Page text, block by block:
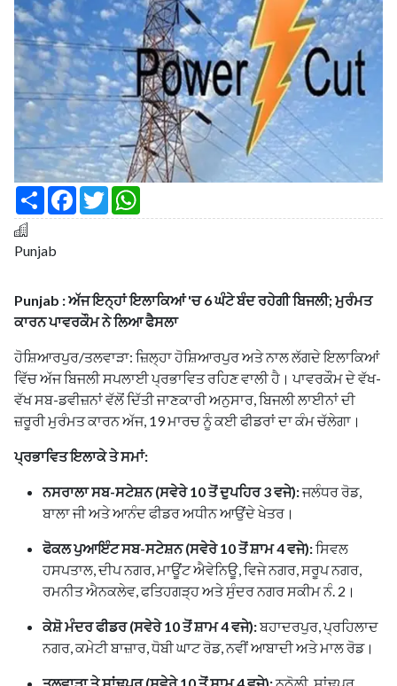
S
a
e
F
c
k
T
w
i
a
p
Punjab
Punjab : ਅੱਜ ਇਨ੍ਹਾਂ ਇਲਾਕਿਆਂ 'ਚ 6 ਘੰਟੇ ਬੰਦ ਰਹੇਗੀ ਬਿਜਲੀ; ਮੁਰੰਮਤ
ਕਾਰਨ ਪਾਵਰਕੌਮ ਨੇ ਲਿਆ ਫੈਸਲਾ
ਹੋਸ਼ਿਆਰਪੁਰ/ਤਲਵਾੜਾ: ਜ਼ਿਲ੍ਹਾ ਹੋਸ਼ਿਆਰਪੁਰ ਅਤੇ ਨਾਲ ਲੱਗਦੇ ਇਲਾਕਿਆਂ
ਵਿੱਚ ਅੱਜ ਬਿਜਲੀ ਸਪਲਾਈ ਪ੍ਰਭਾਵਿਤ ਰਹਿਣ ਵਾਲੀ ਹੈ। ਪਾਵਰਕੌਮ ਦੇ ਵੱਖ-
ਵੱਖ ਸਬ-ਡਵੀਜ਼ਨਾਂ ਵੱਲੋਂ ਦਿੱਤੀ ਜਾਣਕਾਰੀ ਅਨੁਸਾਰ, ਬਿਜਲੀ ਲਾਈਨਾਂ ਦੀ
ਜ਼ਰੂਰੀ ਮੁਰੰਮਤ ਕਾਰਨ ਅੱਜ, 19 ਮਾਰਚ ਨੂੰ ਕਈ ਫੀਡਰਾਂ ਦਾ ਕੰਮ ਚੱਲੇਗਾ।
ਪ੍ਰਭਾਵਿਤ ਇਲਾਕੇ ਤੇ ਸਮਾਂ:
ਨਸਰਾਲਾ ਸਬ-ਸਟੇਸ਼ਨ (ਸਵੇਰੇ 10 ਤੋਂ ਦੁਪਹਿਰ 3 ਵਜੇ):ਜਲੰਧਰ ਰੋਡ,
ਬਾਲਾ ਜੀ ਅਤੇ ਆਨੰਦ ਫੀਡਰ ਅਧੀਨ ਆਉਂਦੇ ਖੇਤਰ।
ਫੋਕਲ ਪੁਆਇੰਟ ਸਬ-ਸਟੇਸ਼ਨ (ਸਵੇਰੇ 10 ਤੋਂ ਸ਼ਾਮ 4 ਵਜੇ):ਸਿਵਲ
ਹਸਪਤਾਲ, ਦੀਪ ਨਗਰ, ਮਾਊਂਟ ਐਵੇਨਿਊ, ਵਿਜੇ ਨਗਰ, ਸਰੂਪ ਨਗਰ,
ਰਮਨੀਤ ਐਨਕਲੇਵ, ਫਤਿਹਗੜ੍ਹ ਅਤੇ ਸੁੰਦਰ ਨਗਰ ਸਕੀਮ ਨੰ. 2।
ਕੇਸ਼ੋ ਮੰਦਰ ਫੀਡਰ (ਸਵੇਰੇ 10 ਤੋਂ ਸ਼ਾਮ 4 ਵਜੇ):ਬਹਾਦਰਪੁਰ, ਪ੍ਰਹਿਲਾਦ
ਨਗਰ, ਕਮੇਟੀ ਬਾਜ਼ਾਰ, ਧੋਬੀ ਘਾਟ ਰੋਡ, ਨਵੀਂ ਆਬਾਦੀ ਅਤੇ ਮਾਲ ਰੋਡ।